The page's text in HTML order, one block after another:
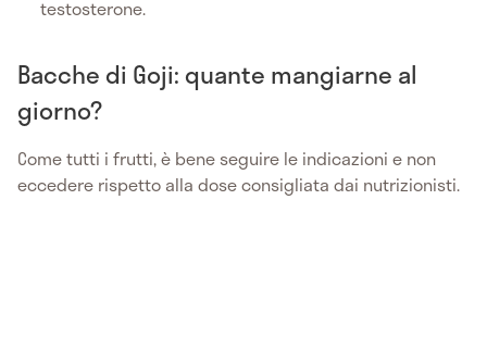
testosterone.
Bacche di Goji: quante mangiarne al
giorno?
Come tutti i frutti, è bene seguire le indicazioni e non
eccedere rispetto alla dose consigliata dai nutrizionisti.